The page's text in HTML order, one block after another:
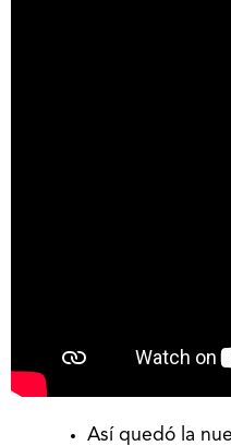
Así quedó la